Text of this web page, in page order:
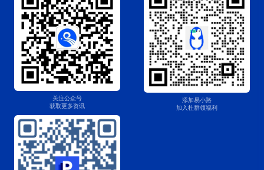
关注公众号
获取更多资讯
添加易小路
加入杜群领福利